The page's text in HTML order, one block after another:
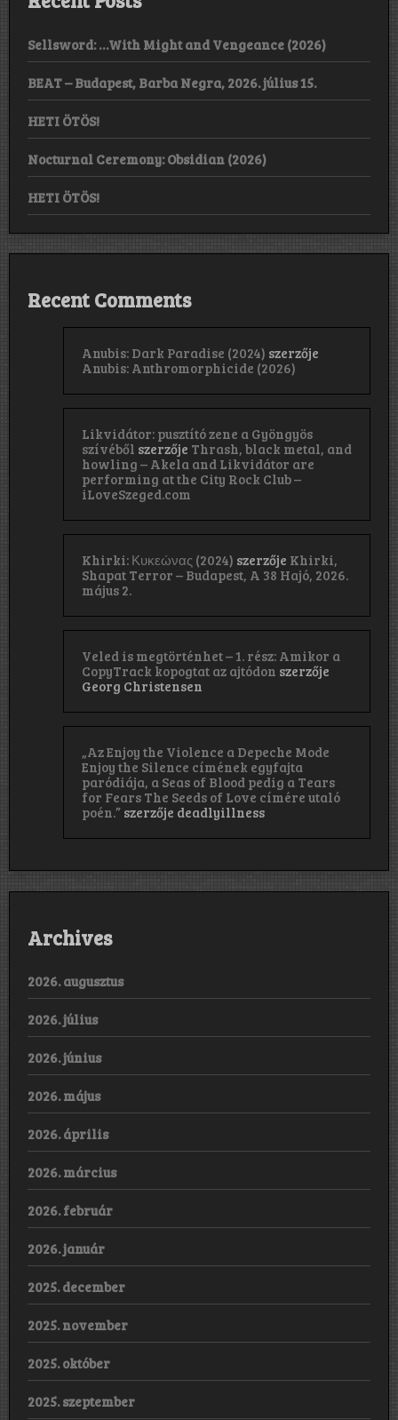
Sellsword: …With Might and Vengeance (2026)
BEAT – Budapest, Barba Negra, 2026. július 15.
HETI ÖTÖS!
Nocturnal Ceremony: Obsidian (2026)
HETI ÖTÖS!
Recent Comments
Anubis: Dark Paradise (2024) szerzője
Anubis: Anthromorphicide (2026)
Likvidátor: pusztító zene a Gyöngyös
szívéből szerzője Thrash, black metal, and
howling – Akela and Likvidátor are
performing at the City Rock Club –
iLoveSzeged.com
Khirki: Κ​υ​κ​ε​ώ​ν​α​ς (2024) szerzője Khirki,
Shapat Terror – Budapest, A 38 Hajó, 2026.
május 2.
Veled is megtörténhet – 1. rész: Amikor a
CopyTrack kopogtat az ajtódon szerzője
Georg Christensen
„Az Enjoy the Violence a Depeche Mode
Enjoy the Silence címének egyfajta
paródiája, a Seas of Blood pedig a Tears
for Fears The Seeds of Love címére utaló
poén.” szerzője deadlyillness
Archives
2026. augusztus
2026. július
2026. június
2026. május
2026. április
2026. március
2026. február
2026. január
2025. december
2025. november
2025. október
2025. szeptember